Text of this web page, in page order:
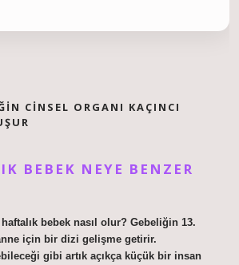
CINSEL ORGANI KAÇINCI
BEBEK NEYE BENZER
bebek nasıl olur? Gebeliğin 13.
için bir dizi gelişme getirir.
gibi artık açıkça küçük bir insan